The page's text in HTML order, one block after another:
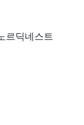
르딕네스트